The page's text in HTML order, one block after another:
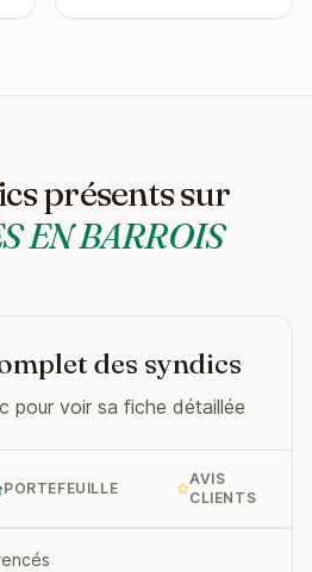
présents sur
EN BARROIS
des syndics
pour voir sa fiche détaillée
PORTEFEUILLE
AVIS
CLIENTS